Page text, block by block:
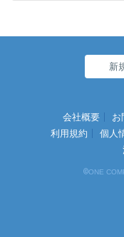
新
会社概要
お
利用規約
個人
©ONE